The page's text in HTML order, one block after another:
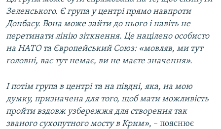
Зеленського. Є група у центрі прямо навпроти
Донбасу. Вона може зайти до нього і навіть не
перетинати лінію зіткнення. Це націлено особисто
на НАТО та Європейський Союз: «мовляв, ми тут
головні, вас тут немає, ви не маєте значення».
І потім група в центрі та на півдні, яка, на мою
думку, призначена для того, щоб мати можливість
пройти вздовж узбережжя для створення так
званого сухопутного мосту в Крим», – пояснює